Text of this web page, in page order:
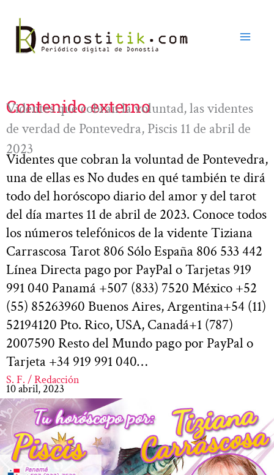
contenido
Contenido externo
Videntes que cobran la voluntad, las videntes
de verdad de Pontevedra, Piscis 11 de abril de
2023
Videntes que cobran la voluntad de Pontevedra,
una de ellas es No dudes en qué también te dirá
todo del horóscopo diario del amor y del tarot
del día martes 11 de abril de 2023. Conoce todos
los números telefónicos de la vidente Tiziana
Carrascosa Tarot 806 Sólo España 806 533 442
Línea Directa pago por PayPal o Tarjetas 919
991 040 Panamá +507 (833) 7520 México +52
(55) 85263960 Buenos Aires, Argentina+54 (11)
52194120 Pto. Rico, USA, Canadá+1 (787)
2007590 Resto del Mundo pago por PayPal o
Tarjeta +34 919 991 040…
S. F. / Redacción
10 abril, 2023